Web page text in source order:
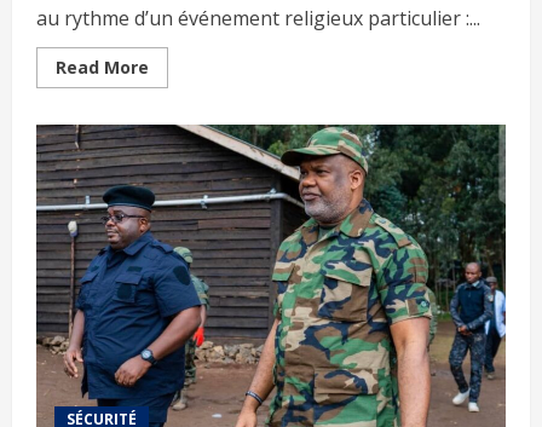
au rythme d’un événement religieux particulier :...
Read More
SÉCURITÉ